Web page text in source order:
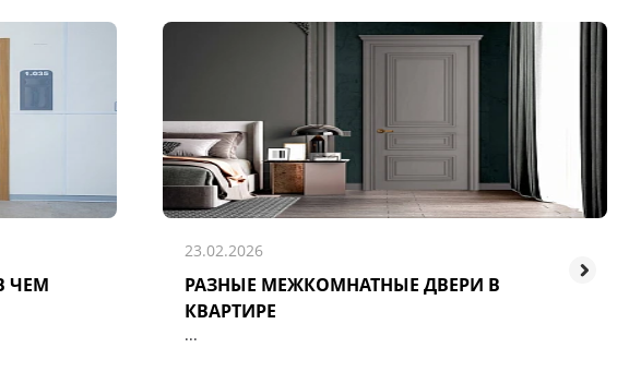
ЧЕМ
23.02.2026
РАЗНЫЕ МЕЖКОМНАТНЫЕ ДВЕРИ В
КВАРТИРЕ
...